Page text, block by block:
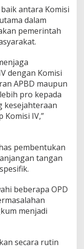
antara Komisi
dalam
pemerintah
dengan Komisi
APBD maupun
pro kepada
kesejahteraan
Komisi IV,”
pembentukan
tangan
beberapa OPD
menjadi
secara rutin